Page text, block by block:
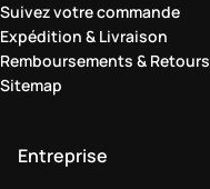
Suivez votre commande
Expédition & Livraison
Remboursements & Retours
Sitemap
Entreprise